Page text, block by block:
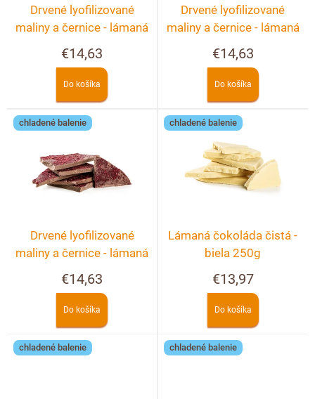
v
Drvené lyofilizované
maliny a černice - lámaná
biela čokoláda 250g
€14,63
Do košíka
Drvené lyofilizované
maliny a černice - lámaná
horká čokoláda 250g
€14,63
Do košíka
chladené balenie
Drvené lyofilizované
maliny a černice - lámaná
€14,63
Do košíka
chladené balenie
Lámaná čokoláda čistá -
biela 250g
€13,97
Do košíka
chladené balenie chladené balenie